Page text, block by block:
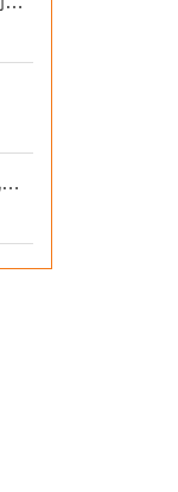
GB/T 2423电工电子产品环境试验现行标准下载